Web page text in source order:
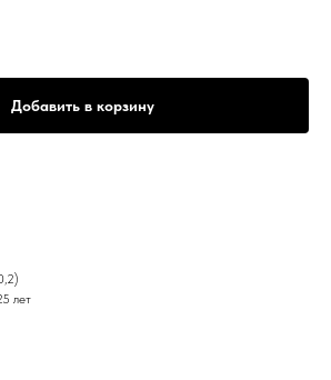
Добавить в корзину
лет